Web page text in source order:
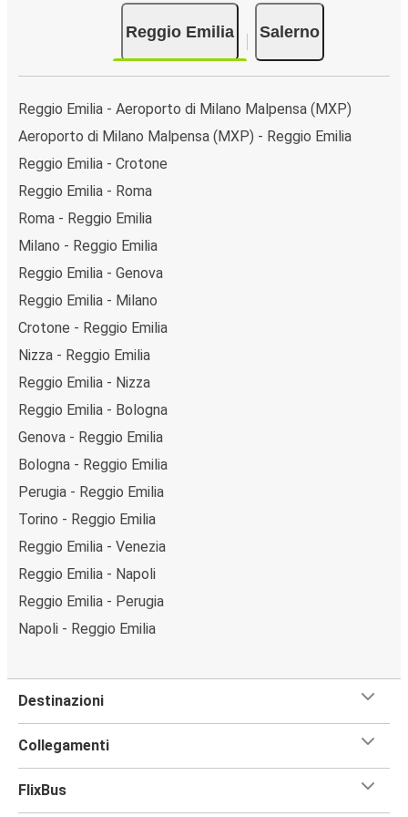
Reggio Emilia Salerno
Reggio Emilia - Aeroporto di Milano Malpensa (MXP)
Aeroporto di Milano Malpensa (MXP) - Reggio Emilia
Reggio Emilia - Crotone
Reggio Emilia - Roma
Roma - Reggio Emilia
Milano - Reggio Emilia
Reggio Emilia - Genova
Reggio Emilia - Milano
Crotone - Reggio Emilia
Nizza - Reggio Emilia
Reggio Emilia - Nizza
Reggio Emilia - Bologna
Genova - Reggio Emilia
Bologna - Reggio Emilia
Perugia - Reggio Emilia
Torino - Reggio Emilia
Reggio Emilia - Venezia
Reggio Emilia - Napoli
Reggio Emilia - Perugia
Napoli - Reggio Emilia
Destinazioni
Collegamenti
FlixBus